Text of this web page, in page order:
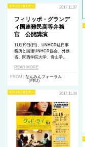
2017.11.07
フィリッポ・グランデ
ィ国連難民高等弁務
官 公開講演
11月19日(日)、UNHCR駐日事
務所と国連UN HCR協会、外務
省、関西学院大学、青山学…
READ MORE
FROM | なんみんフォーラム
（FRJ）
2017.11.06